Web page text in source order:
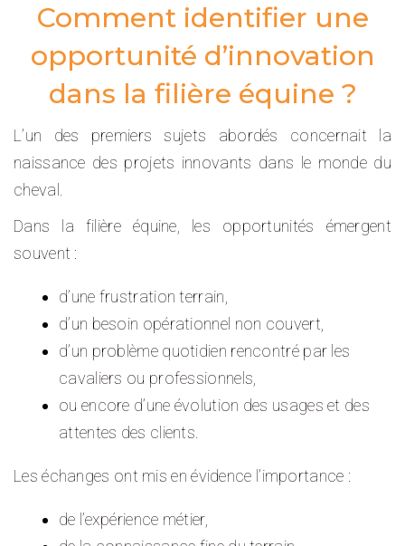
Comment identifier une
opportunité d’innovation
dans la filière équine ?
L’un des premiers sujets abordés concernait la
naissance des projets innovants dans le monde du
cheval.
Dans la filière équine, les opportunités émergent
souvent :
d’une frustration terrain,
d’un besoin opérationnel non couvert,
d’un problème quotidien rencontré par les
cavaliers ou professionnels,
ou encore d’une évolution des usages et des
attentes des clients.
Les échanges ont mis en évidence l’importance :
de l’expérience métier,